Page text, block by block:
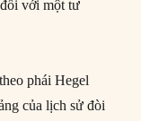
với một tư
phái Hegel
của lịch sử đòi